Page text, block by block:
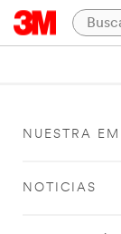
NUESTRA
NOTICIAS